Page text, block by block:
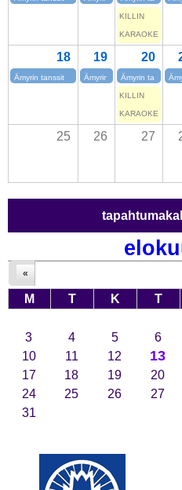
KILLIN
KARAOKE
18 19 20
Ämyrin tanssit Ämyrin tanssitÄmyrin tanssit
KILLIN
KARAOKE
25 26 27
«
M T K T
3
4 5 6
10
11 12 13
17
18 19 20
24
25 26 27
31